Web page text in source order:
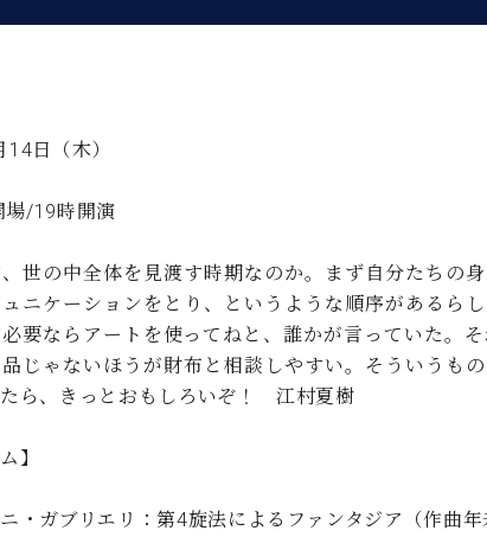
C.ベヒシュタイン コンサート
アップライトピアノ
音色
シューレ
スタジオ
レッスンイベント
代理店主催イベント
コンクール
音楽教室
日（木）
場/19時開演
世の中全体を見渡す時期なのか。まず自分たちの
ニケーションをとり、というような順序があるら
必要ならアートを使ってねと、誰かが言っていた。
じゃないほうが財布と相談しやすい。そういうも
ら、きっとおもしろいぞ！ 江村夏樹
】
・ガブリエリ：第4旋法によるファンタジア（作曲年